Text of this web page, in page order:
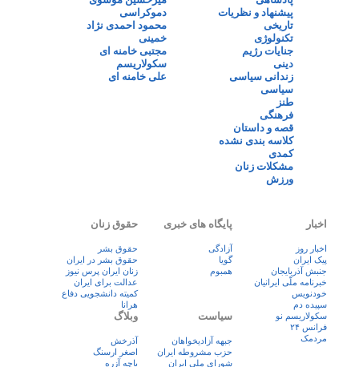
پیشنهاد و نظریات
تاریخی
تکنولوژی
جنایات رژیم
دینی
زندانی سیاسی
سیاسی
طنز
فرهنگی
قصه و داستان
کلاسه بندی نشده
کمدی
مشکلات زنان
ورزش
دموکراسی
محمود احمدی نژاد
خمینی
مجتبی خامنه ای
سکولاریسم
علی خامنه ای
اخبار
اخبار روز
پيک ايران
جنبش آذربایجان
خبرنامه ملّی ایرانیان
خودنویس
سپیده دم
سکولاریسم نو
فرانس ۲۴
مردمک
پایگاه های خبری
آزادگی
گویا
همبوم
حقوق زنان
حقوق بشر
حقوق بشر در ایران
زنان ايران پرس نيوز
عدالت برای ایران
کمیته دانشجویی دفاع
هرانا
سیاست
جبهه آزادیخواهان
حزب مشروطه ایران
شورای ملی ایران
وبلاگ
آذرخش
اصغر ارسنگ
باچه آزره